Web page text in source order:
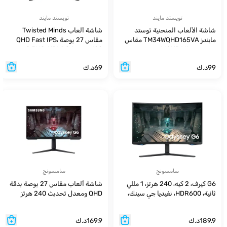
تويستد مايند
شاشة الألعاب المنحنية توستد
مايندز TM34WQHD165VA مقاس
99د.ك
تويستد مايند
شاشة ألعاب Twisted Minds
مقاس 27 بوصة QHD Fast IPS،
180 هرتز، 0.5MS، HDMI 2.1،
69د.ك
سامسونج
G6 كيرف، 2 كيه، 240 هرتز، 1 مللي
ثانية، HDR600، نفيديا جي سينك،
189.9د.ك
سامسونج
شاشة ألعاب مقاس 27 بوصة بدقة
QHD ومعدل تحديث 240 هرتز
169.9د.ك